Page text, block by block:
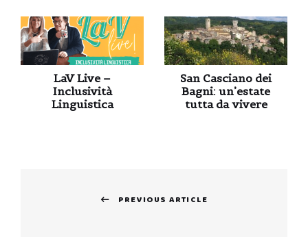
LaV Live –
Inclusività
Linguistica
San Casciano dei
Bagni: un’estate
tutta da vivere
PREVIOUS ARTICLE